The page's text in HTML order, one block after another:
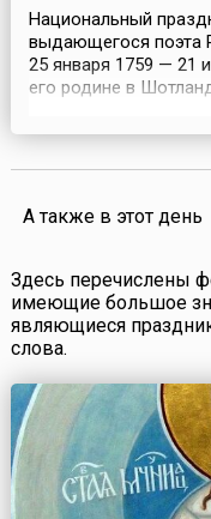
Национальный
выдающегося поэта
25 января 1759 — 21
его родине в
память. Праздник
А также в этот день
Здесь перечислены
имеющие большое
являющиеся
слова.